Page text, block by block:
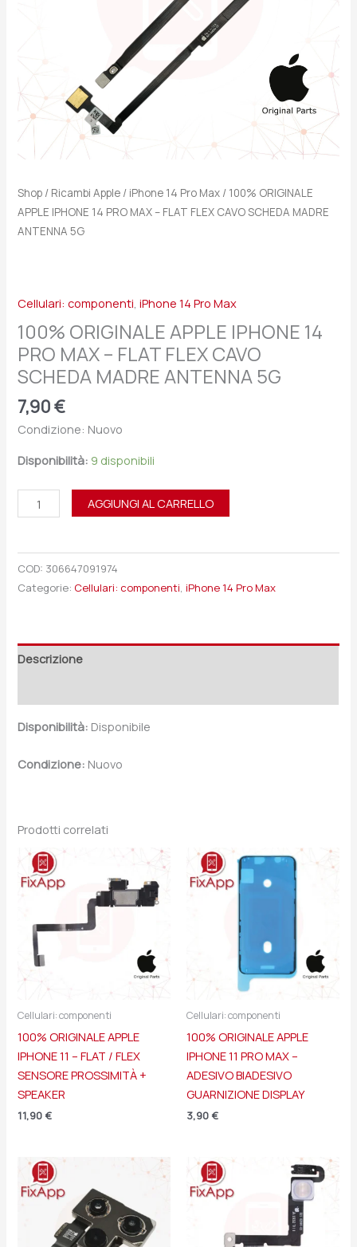
Shop / Ricambi Apple / iPhone 14 Pro Max / 100% ORIGINALE
APPLE IPHONE 14 PRO MAX – FLAT FLEX CAVO SCHEDA MADRE
ANTENNA 5G
Cellulari: componenti,iPhone 14 Pro Max
100% ORIGINALE APPLE IPHONE 14
PRO MAX – FLAT FLEX CAVO
SCHEDA MADRE ANTENNA 5G
7,90€
Condizione: Nuovo
Disponibilità: 9 disponibili
ANTENNA
5G
quantità
AGGIUNGI AL CARRELLO
COD: 306647091974
Categorie: Cellulari: componenti,iPhone 14 Pro Max
Descrizione
Disponibilità: Disponibile
Condizione: Nuovo
Prodotti correlati
Cellulari: componenti
100% ORIGINALE APPLE
IPHONE 11 – FLAT / FLEX
SENSORE PROSSIMITÀ +
SPEAKER
11,90 €
Cellulari: componenti
100% ORIGINALE APPLE
IPHONE 11 PRO MAX –
ADESIVO BIADESIVO
GUARNIZIONE DISPLAY
3,90 €